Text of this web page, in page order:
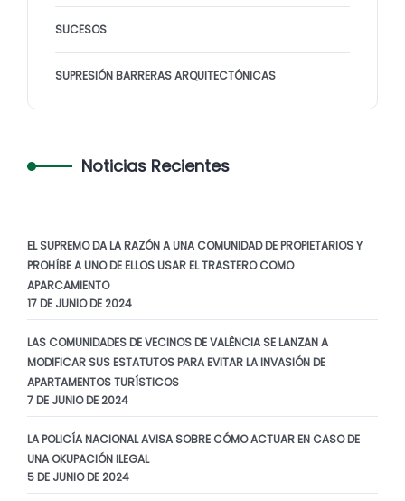
SUCESOS
SUPRESIÓN BARRERAS ARQUITECTÓNICAS
Noticias Recientes
EL SUPREMO DA LA RAZÓN A UNA COMUNIDAD DE PROPIETARIOS Y
PROHÍBE A UNO DE ELLOS USAR EL TRASTERO COMO
APARCAMIENTO
17 DE JUNIO DE 2024
LAS COMUNIDADES DE VECINOS DE VALÈNCIA SE LANZAN A
MODIFICAR SUS ESTATUTOS PARA EVITAR LA INVASIÓN DE
APARTAMENTOS TURÍSTICOS
7 DE JUNIO DE 2024
LA POLICÍA NACIONAL AVISA SOBRE CÓMO ACTUAR EN CASO DE
UNA OKUPACIÓN ILEGAL
5 DE JUNIO DE 2024